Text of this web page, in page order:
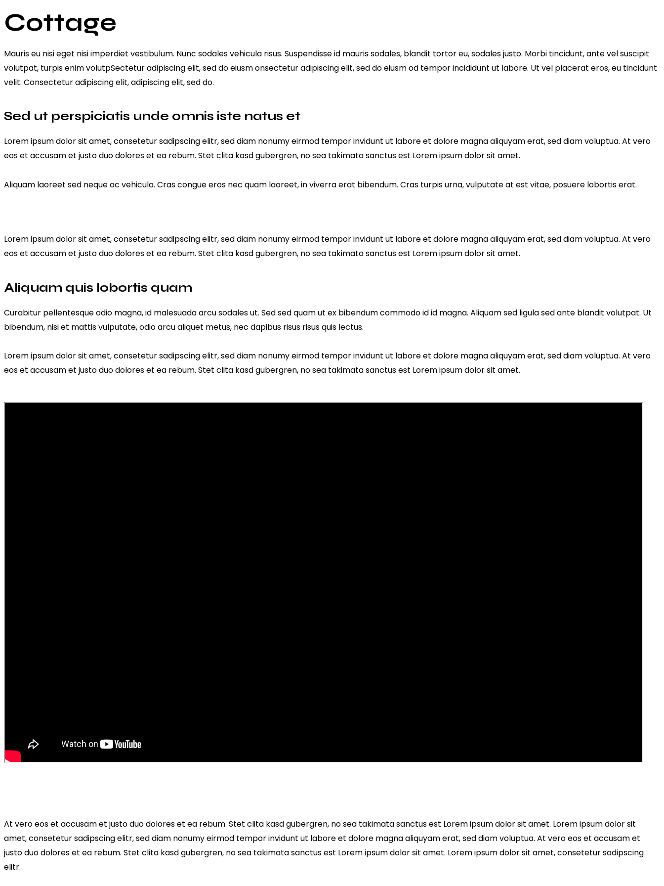
Cottage
Mauris eu nisi eget nisi imperdiet vestibulum. Nunc sodales vehicula risus. Suspendisse id mauris sodales, blandit tortor eu, sodales justo. Morbi tincidunt, ante vel suscipit
volutpat, turpis enim volutpSectetur adipiscing elit, sed do eiusm onsectetur adipiscing elit, sed do eiusm od tempor incididunt ut labore. Ut vel placerat eros, eu tincidunt
velit. Consectetur adipiscing elit, adipiscing elit, sed do.
Sed ut perspiciatis unde omnis iste natus et
Lorem ipsum dolor sit amet, consetetur sadipscing elitr, sed diam nonumy eirmod tempor invidunt ut labore et dolore magna aliquyam erat, sed diam voluptua. At vero
eos et accusam et justo duo dolores et ea rebum. Stet clita kasd gubergren, no sea takimata sanctus est Lorem ipsum dolor sit amet.
Aliquam laoreet sed neque ac vehicula. Cras congue eros nec quam laoreet, in viverra erat bibendum. Cras turpis urna, vulputate at est vitae, posuere lobortis erat.
Lorem ipsum dolor sit amet, consetetur sadipscing elitr, sed diam nonumy eirmod tempor invidunt ut labore et dolore magna aliquyam erat, sed diam voluptua. At vero
eos et accusam et justo duo dolores et ea rebum. Stet clita kasd gubergren, no sea takimata sanctus est Lorem ipsum dolor sit amet.
Aliquam quis lobortis quam
Curabitur pellentesque odio magna, id malesuada arcu sodales ut. Sed sed quam ut ex bibendum commodo id id magna. Aliquam sed ligula sed ante blandit volutpat. Ut
bibendum, nisi et mattis vulputate, odio arcu aliquet metus, nec dapibus risus risus quis lectus.
Lorem ipsum dolor sit amet, consetetur sadipscing elitr, sed diam nonumy eirmod tempor invidunt ut labore et dolore magna aliquyam erat, sed diam voluptua. At vero
eos et accusam et justo duo dolores et ea rebum. Stet clita kasd gubergren, no sea takimata sanctus est Lorem ipsum dolor sit amet.
At vero eos et accusam et justo duo dolores et ea rebum. Stet clita kasd gubergren, no sea takimata sanctus est Lorem ipsum dolor sit amet. Lorem ipsum dolor sit
amet, consetetur sadipscing elitr, sed diam nonumy eirmod tempor invidunt ut labore et dolore magna aliquyam erat, sed diam voluptua. At vero eos et accusam et
justo duo dolores et ea rebum. Stet clita kasd gubergren, no sea takimata sanctus est Lorem ipsum dolor sit amet. Lorem ipsum dolor sit amet, consetetur sadipscing
elitr.